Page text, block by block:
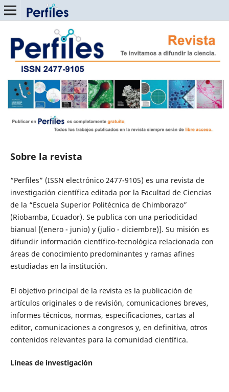
Sobre la revista
“Perfiles” (ISSN electrónico 2477-9105) es una revista de
investigación científica editada por la Facultad de Ciencias
de la “Escuela Superior Politécnica de Chimborazo”
(Riobamba, Ecuador). Se publica con una periodicidad
bianual [(enero - junio) y (julio - diciembre)]. Su misión es
difundir información científico-tecnológica relacionada con
áreas de conocimiento predominantes y ramas afines
estudiadas en la institución.
El objetivo principal de la revista es la publicación de
artículos originales o de revisión, comunicaciones breves,
informes técnicos, normas, especificaciones, cartas al
editor, comunicaciones a congresos y, en definitiva, otros
contenidos relevantes para la comunidad científica.
Líneas de investigación